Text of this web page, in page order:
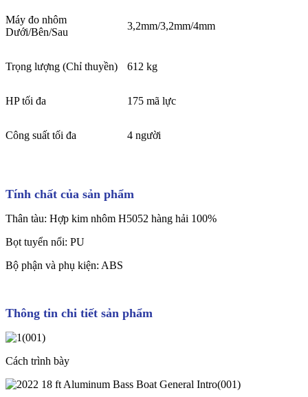
Máy đo nhôm
Dưới/Bên/Sau
3,2mm/3,2mm/4mm
Trọng lượng (Chỉ thuyền) 612 kg
HP tối đa 175 mã lực
Công suất tối đa 4 người
Tính chất của sản phẩm
Thân tàu: Hợp kim nhôm H5052 hàng hải 100%
Bọt tuyển nổi: PU
Bộ phận và phụ kiện: ABS
Thông tin chi tiết sản phẩm
Cách trình bày